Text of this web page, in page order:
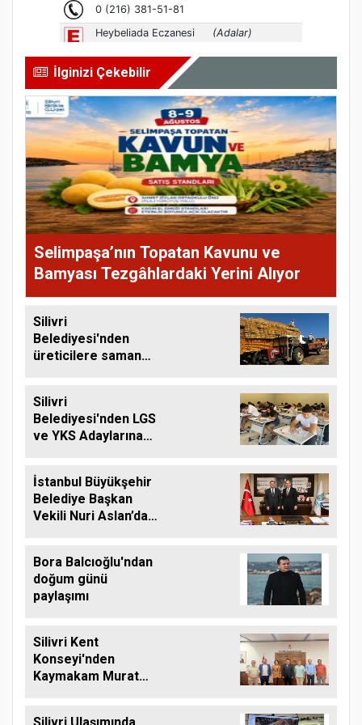
İlginizi Çekebilir
Selimpaşa’nın Topatan Kavunu ve
Bamyası Tezgâhlardaki Yerini Alıyor
Silivri
Belediyesi'nden
üreticilere saman
Silivri
Belediyesi'nden LGS
ve YKS Adaylarına
İstanbul Büyükşehir
Belediye Başkan
Vekili Nuri Aslan’dan
Bora Balcıoğlu'ndan
doğum günü
paylaşımı
Silivri Kent
Konseyi'nden
Kaymakam Murat
Silivri Ulaşımında